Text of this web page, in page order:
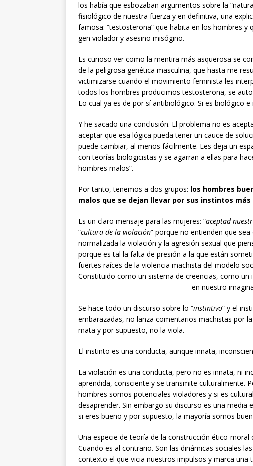
los había que esbozaban argumentos sobre la
fisiológico de nuestra fuerza y en definitiva, una
famosa: “testosterona” que habita en los hombres
gen violador y asesino misógino.
Es curioso ver como la mentira más asquerosa se
de la peligrosa genética masculina, que hasta me
victimizarse cuando el movimiento feminista les
todos los hombres producimos testosterona, se
Lo cual ya es de por sí antibiológico. Si es biológico
Y he sacado una conclusión. El problema no es
aceptar que esa lógica pueda tener un cauce de
puede cambiar, al menos fácilmente. Les deja un
con teorías biologicistas y se agarran a ellas para
hombres malos”.
Por tanto, tenemos a dos grupos: los hombres
malos que se dejan llevar por sus instintos
Es un claro mensaje para las mujeres: “aceptad
“cultura de la violación” porque no entienden que
normalizada la violación y la agresión sexual que
porque es tal la falta de presión a la que están
fuertes raíces de la violencia machista del modelo
Constituido como un sistema de creencias, como
en nuestro
Se hace todo un discurso sobre lo “instintivo” y el
embarazadas, no lanza comentarios machistas por
mata y por supuesto, no la viola.
El instinto es una conducta, aunque innata,
La violación es una conducta, pero no es innata, ni
aprendida, consciente y se transmite culturalmente.
hombres somos potenciales violadores y si es
desaprender. Sin embargo su discurso es una
si eres bueno y por supuesto, la mayoría somos
Una especie de teoría de la construcción ético-
Cuando es al contrario. Son las dinámicas sociales
contexto el que vicia nuestros impulsos y marca una